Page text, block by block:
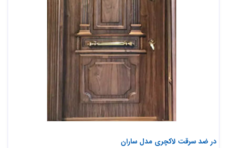
در ضد سرقت لاکچری مدل ساران